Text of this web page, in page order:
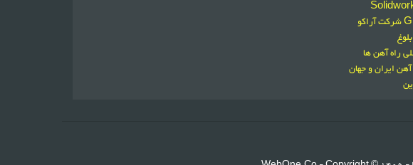
راه آهن ها
آهن ایران و جهان